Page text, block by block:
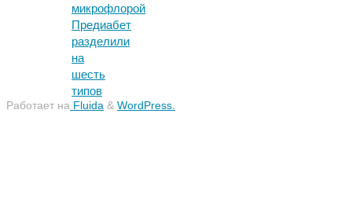
микрофлорой
Предиабет
разделили
на
шесть
типов
Работает на Fluida & WordPress.